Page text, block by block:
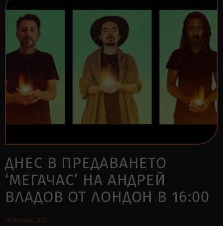
ДНЕС В ПРЕДАВАНЕТО
‘МЕГАЧАС’ НА АНДРЕЙ
ВЛАДОВ ОТ ЛОНДОН В 16:00
18 януари 2021